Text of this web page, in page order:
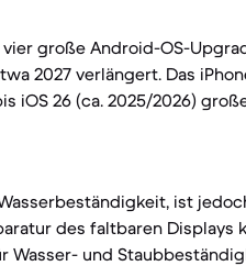
große Android-OS-
2027 verlängert. Das
iOS 26 (ca. 2025/2026)
ist
des faltbaren Displays
Wasser- und